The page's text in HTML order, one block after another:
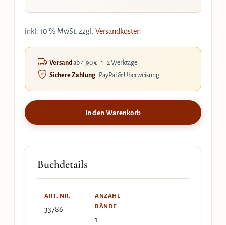
inkl. 10 % MwSt. zzgl. Versandkosten
Versandab 4,90 € · 1–2 Werktage
Sichere Zahlung· PayPal & Überweisung
In den Warenkorb
Buchdetails
ART. NR.
33786
ANZAHL
BÄNDE
1